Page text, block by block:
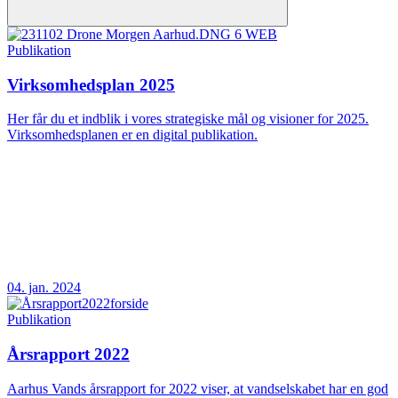
Publikation
Virksomhedsplan 2025
Her får du et indblik i vores strategiske mål og visioner for 2025.
Virksomhedsplanen er en digital publikation.
04. jan. 2024
Publikation
Årsrapport 2022
Aarhus Vands årsrapport for 2022 viser, at vandselskabet har en god